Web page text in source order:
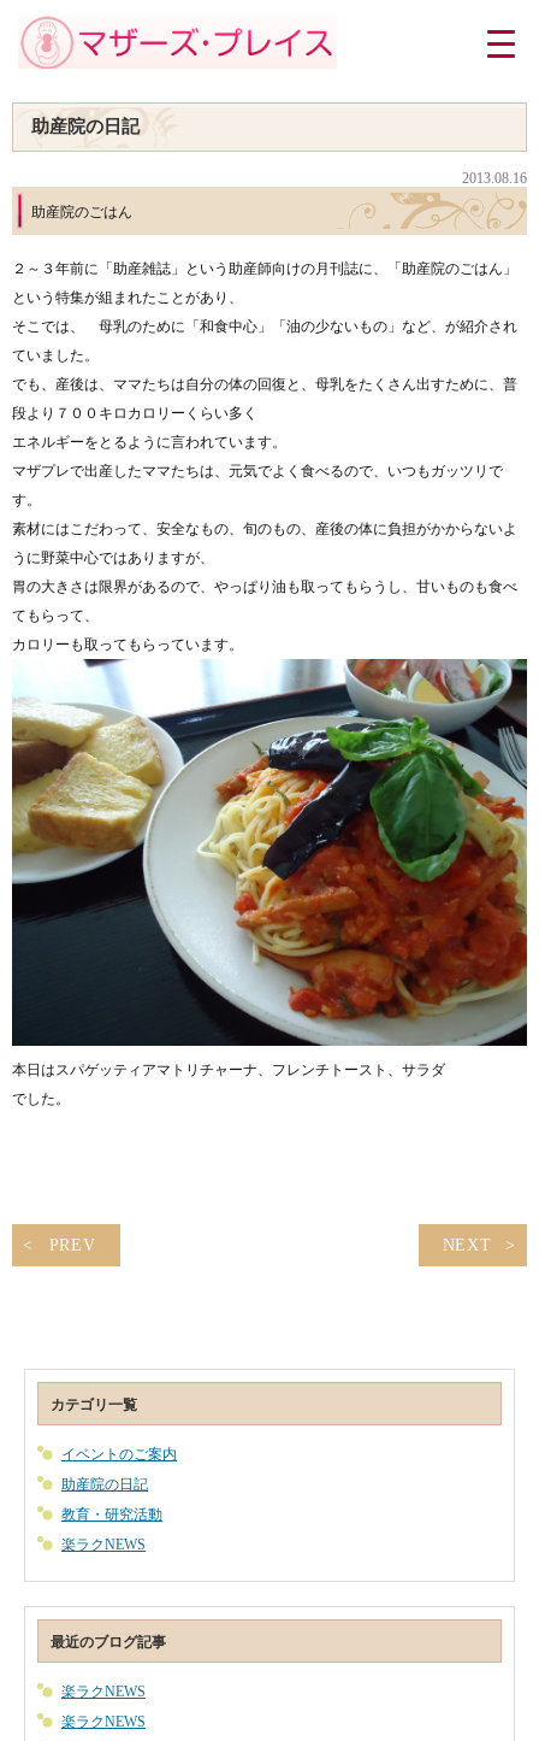
助産院の日記
2013.08.16
助産院のごはん
２～３年前に「助産雑誌」という助産師向けの月刊誌に、「助産院のごはん」
という特集が組まれたことがあり、
そこでは、 母乳のために「和食中心」「油の少ないもの」など、が紹介され
ていました。
でも、産後は、ママたちは自分の体の回復と、母乳をたくさん出すために、普
段より７００キロカロリーくらい多く
エネルギーをとるように言われています。
マザプレで出産したママたちは、元気でよく食べるので、いつもガッツリで
す。
素材にはこだわって、安全なもの、旬のもの、産後の体に負担がかからないよ
うに野菜中心ではありますが、
胃の大きさは限界があるので、やっぱり油も取ってもらうし、甘いものも食べ
てもらって、
カロリーも取ってもらっています。
本日はスパゲッティアマトリチャーナ、フレンチトースト、サラダ
でした。
PREV NEXT
カテゴリ一覧
イベントのご案内
助産院の日記
教育・研究活動
楽ラクNEWS
最近のブログ記事
楽ラクNEWS
楽ラクNEWS